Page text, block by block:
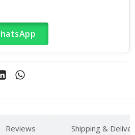
Reviews Shipping &